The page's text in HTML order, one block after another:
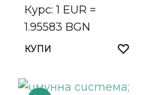
Курс: 1 EUR =
1.95583 BGN
КУПИ